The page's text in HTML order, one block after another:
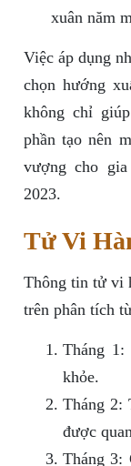
xuân năm
Việc áp dụng
chọn hướng
không chỉ
phần tạo nên
vượng cho
2023.
Tử Vi
Thông tin tử vi
trên phân tích
Tháng
khỏe.
Tháng 2:
được
Tháng 3: